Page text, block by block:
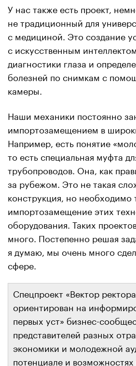
У нас также есть проект,
не традиционный для
с медициной. Это создание
с искусственным
диагностики глаза и
болезней по снимкам с
камеры.
Наши механики постоянно
импортозамещением в
Например, есть понятие
то есть специальная муфта
трубопроводов. Она, как
за рубежом. Это не такая
конструкция, но необходимо
импортозамещение этих
оборудования. Таких
много. Постепенно решая
я думаю, мы очень много
сфере.
Спецпроект «Вектор
ориентирован на
первых уст» бизнес-
представителей разных
экономики и молодежной
потенциале и возможностях